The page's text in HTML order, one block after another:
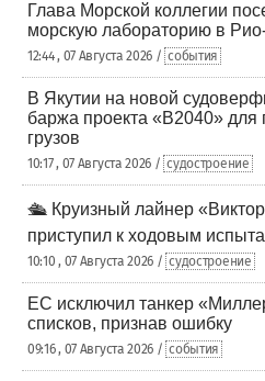
Глава Морской коллегии
морскую лабораторию в
12:44 , 07 Августа 2026 / события
В Якутии на новой
баржа проекта «В2040» для
грузов
10:17 , 07 Августа 2026 / судостроение
🛳️ Круизный лайнер
приступил к ходовым
10:10 , 07 Августа 2026 / судостроение
ЕС исключил танкер
списков, признав ошибку
09:16 , 07 Августа 2026 / события